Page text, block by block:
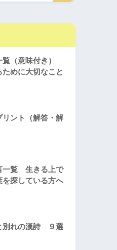
（意味付き）
ために大切なこと
ント（解答・解
一覧 生きる上で
探している方へ
別れの漢詩 ９選